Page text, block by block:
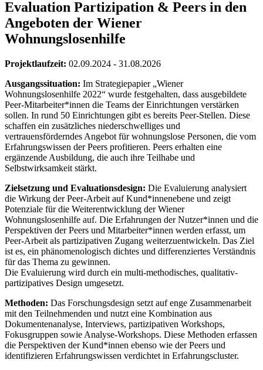
Evaluation Partizipation & Peers in den
Angeboten der Wiener
Wohnungslosenhilfe
Projektlaufzeit: 02.09.2024 - 31.08.2026
Ausgangssituation: Im Strategiepapier „Wiener
Wohnungslosenhilfe 2022“ wurde festgehalten, dass ausgebildete
Peer-Mitarbeiter*innen die Teams der Einrichtungen verstärken
sollen. In rund 50 Einrichtungen gibt es bereits Peer-Stellen. Diese
schaffen ein zusätzliches niederschwelliges und
vertrauensförderndes Angebot für wohnungslose Personen, die vom
Erfahrungswissen der Peers profitieren. Peers erhalten eine
ergänzende Ausbildung, die auch ihre Teilhabe und
Selbstwirksamkeit stärkt.
Zielsetzung und Evaluationsdesign: Die Evaluierung analysiert
die Wirkung der Peer-Arbeit auf Kund*innenebene und zeigt
Potenziale für die Weiterentwicklung der Wiener
Wohnungslosenhilfe auf. Die Erfahrungen der Nutzer*innen und die
Perspektiven der Peers und Mitarbeiter*innen werden erfasst, um
Peer-Arbeit als partizipativen Zugang weiterzuentwickeln. Das Ziel
ist es, ein phänomenologisch dichtes und differenziertes Verständnis
für das Thema zu gewinnen.
Die Evaluierung wird durch ein multi-methodisches, qualitativ-
partizipatives Design umgesetzt.
Methoden: Das Forschungsdesign setzt auf enge Zusammenarbeit
mit den Teilnehmenden und nutzt eine Kombination aus
Dokumentenanalyse, Interviews, partizipativen Workshops,
Fokusgruppen sowie Analyse-Workshops. Diese Methoden erfassen
die Perspektiven der Kund*innen ebenso wie der Peers und
identifizieren Erfahrungswissen verdichtet in Erfahrungscluster.